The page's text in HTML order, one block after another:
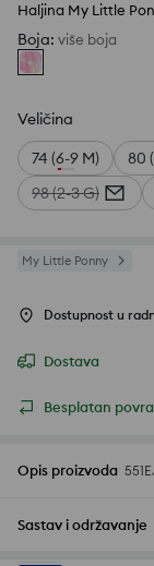
Haljina My Little
Boja: više boja
Veličina
74 (6-9 M) 80
98 (2-3 G)
My Little Ponny
Dostupnost u
Dostava
Besplatan
Opis proizvoda
Sastav i održavanje